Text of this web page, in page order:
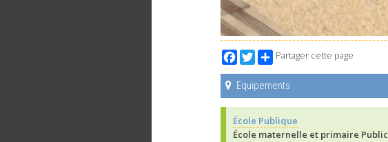
Facebook
TwitterPartager cette page
Equipements
École Publique
École maternelle et primaire Public